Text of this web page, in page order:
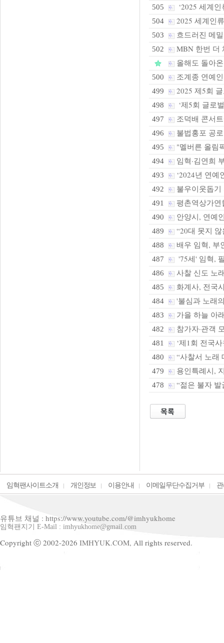
505 ‘2025 세계
504 2025 세계인
503 흐드러진 메
502
MBN 한번 더
올해도 돌아
500 조계종 연예
499 2025 제5회
498 ‘제5회 글로
497 조덕배 콘서
496 불법홍포 공
495 "멜버른 올림
494 임혁·김연희
493 ‘2024년 연예
492 불우이웃돕
491 평촌역상가연
490 안양시, 연예
489 “20대 못지
488 배우 임혁,
487 '75세' 임혁,
486 사찰 신도 노
485 화계사, 전국
484 '불심과 노래
483 가을 하늘 아
482 참가자·관객
481 ‘제1회 전국
480 “사찰서 노래
479 용인특례시,
478 “젊은 불자
임혁팬사이트소개 개인정보 이용안내 이메일무단수집거부
유튜브 채널 : https://www.youtube.com/@imhyukhome
임혁팬지기 E-Mail : imhyukhome@gmail.com
Copyright ⓒ 2002-2026 IMHYUK.COM, All rights reserved.